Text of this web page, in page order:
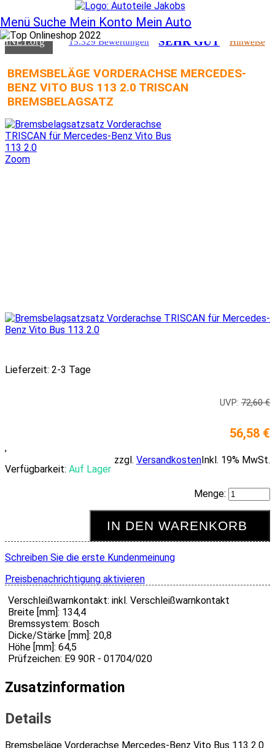
.org 15.329 Bewertungen SEHR GUT
.org 15.329 Bewertungen SEHR GUT Hinweise
Menü Suche Mein Konto Mein Auto
BREMSBELÄGE VORDERACHSE MERCEDES-
BENZ VITO BUS 113 2.0 TRISCAN
BREMSBELAGSATZ
Zoom
Lieferzeit: 2-3 Tage
UVP: 72,60 €
56,58 €
Inkl. 19% MwSt.
,
zzgl. Versandkosten
Verfügbarkeit: Auf Lager
Menge:
IN DEN WARENKORB
Schreiben Sie die erste Kundenmeinung
Preisbenachrichtigung aktivieren
Verschleißwarnkontakt: inkl. Verschleißwarnkontakt
Breite [mm]: 134,4
Bremssystem: Bosch
Dicke/Stärke [mm]: 20,8
Höhe [mm]: 64,5
Prüfzeichen: E9 90R - 01704/020
Zusatzinformation
Details
Bremsbeläge Vorderachse Mercedes-Benz Vito Bus 113 2.0